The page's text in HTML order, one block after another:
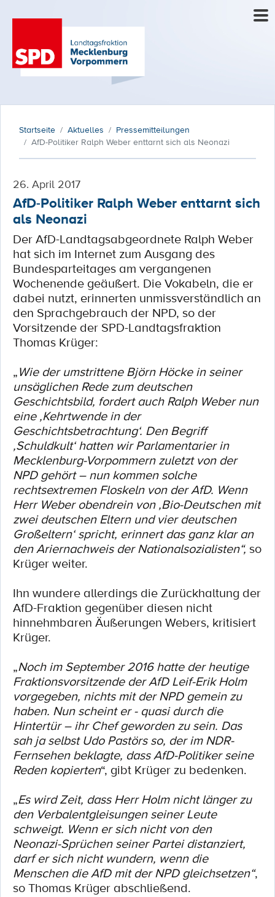
Startseite Aktuelles
Pressemitteilungen
AfD-Politiker Ralph Weber enttarnt sich als Neonazi
26. April 2017
AfD-Politiker Ralph Weber enttarnt sich
als Neonazi
Der AfD-Landtagsabgeordnete Ralph Weber
hat sich im Internet zum Ausgang des
Bundesparteitages am vergangenen
Wochenende geäußert. Die Vokabeln, die er
dabei nutzt, erinnerten unmissverständlich an
den Sprachgebrauch der NPD, so der
Vorsitzende der SPD-Landtagsfraktion
Thomas Krüger:
„Wie der umstrittene Björn Höcke in seiner
unsäglichen Rede zum deutschen
Geschichtsbild, fordert auch Ralph Weber nun
eine ‚Kehrtwende in der
Geschichtsbetrachtung‘. Den Begriff
‚Schuldkult‘ hatten wir Parlamentarier in
Mecklenburg-Vorpommern zuletzt von der
NPD gehört – nun kommen solche
rechtsextremen Floskeln von der AfD. Wenn
Herr Weber obendrein von ‚Bio-Deutschen mit
zwei deutschen Eltern und vier deutschen
Großeltern‘ spricht, erinnert das ganz klar an
den Ariernachweis der Nationalsozialisten“, so
Krüger weiter.
Ihn wundere allerdings die Zurückhaltung der
AfD-Fraktion gegenüber diesen nicht
hinnehmbaren Äußerungen Webers, kritisiert
Krüger.
„Noch im September 2016 hatte der heutige
Fraktionsvorsitzende der AfD Leif-Erik Holm
vorgegeben, nichts mit der NPD gemein zu
haben. Nun scheint er - quasi durch die
Hintertür – ihr Chef geworden zu sein. Das
sah ja selbst Udo Pastörs so, der im NDR-
Fernsehen beklagte, dass AfD-Politiker seine
Reden kopierten“, gibt Krüger zu bedenken.
„Es wird Zeit, dass Herr Holm nicht länger zu
den Verbalentgleisungen seiner Leute
schweigt. Wenn er sich nicht von den
Neonazi-Sprüchen seiner Partei distanziert,
darf er sich nicht wundern, wenn die
Menschen die AfD mit der NPD gleichsetzen“,
so Thomas Krüger abschließend.